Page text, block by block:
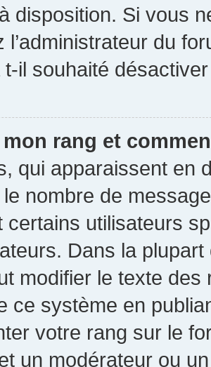
disposition. Si vous
l’administrateur du
t-il souhaité
rang et
qui apparaissent en
le nombre de
certains utilisateurs
Dans la
modifier le texte
ce système en
votre rang sur le
un modérateur ou